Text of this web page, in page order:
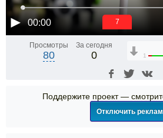
00:00 6
Просмотры
80
За сегодня
0 1
Поддержите проект —
Отключить